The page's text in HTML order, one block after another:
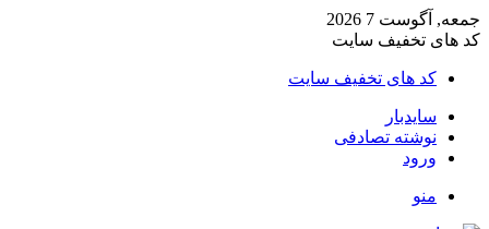
جمعه, آگوست 7 2026
کد های تخفیف سایت
کد های تخفیف سایت
سایدبار
نوشته تصادفی
ورود
منو